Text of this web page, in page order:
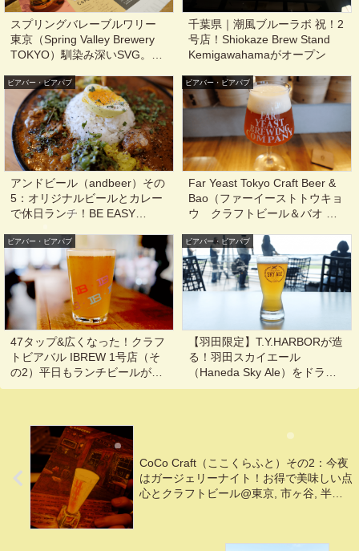
スプリングバレーブルワリー
東京（Spring Valley Brewery
TOKYO）馴染み深いSVG。ボ
ルを楽しむ@東京, 代官山
千葉県｜潮風ブルーラボ 祝！2
号店！Shiokaze Brew Stand
Kemigawahamaがオープン
ビアバー・ビアパブ
アンドビール（andbeer）その
5：オリジナルビールとカレー
で休日ランチ！BE EASY
ールも@東京,高円寺, 阿佐ヶ谷
ビアバー・ビアパブ
Far Yeast Tokyo Craft Beer &
Bao（ファーイーストトウキョ
ウ クラフトビール＆バオ ）
ど真ん中のクラフトビール・
タイム@東京, 渋谷
ビアバー・ビアパブ
47タップ&広くなった！クラフ
トビアバル IBREW 1号店（そ
の2）平日もランチビールが飲
める店
ビアバー・ビアパブ
【羽田限定】T.Y.HARBORが造
る！羽田スカイエール
（Haneda Sky Ale）をドラフ
トで！@第1ターミナル展望台
CoCo Craft（ここくらふと）その2：今夜
はガージェリーナイト！お得で美味しい点
心とクラフトビール@東京, 市ヶ谷, 半蔵